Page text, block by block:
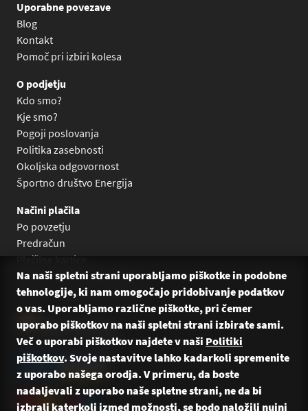
Uporabne povezave
Blog
Kontakt
Pomoč pri izbiri kolesa
O podjetju
Kdo smo?
Kje smo?
Pogoji poslovanja
Politika zasebnosti
Okoljska odgovornost
Športno društvo Energija
Načini plačila
Po povzetju
Predračun
Plačilne kartice
Plačilo na obroke Leanpay
Plačilo na obroke s karticami
Na naši spletni strani uporabljamo piškotke in podobne
tehnologije, ki nam omogočajo pridobivanje podatkov
o vas. Uporabljamo različne piškotke, pri čemer
uporabo piškotkov na naši spletni strani izbirate sami.
Več o uporabi piškotkov najdete v naši Politiki
piškotkov. Svoje nastavitve lahko kadarkoli spremenite
z uporabo našega orodja. V primeru, da boste
nadaljevali z uporabo naše spletne strani, ne da bi
izbrali katerkoli izmed možnosti, se bodo naložili nujni